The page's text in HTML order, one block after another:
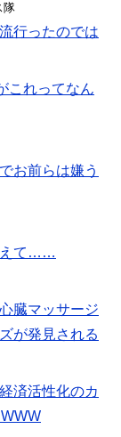
隊
行ったのでは
これってなん
お前らは嫌う
えて……
臓マッサージ
が発見される
済活性化のカ